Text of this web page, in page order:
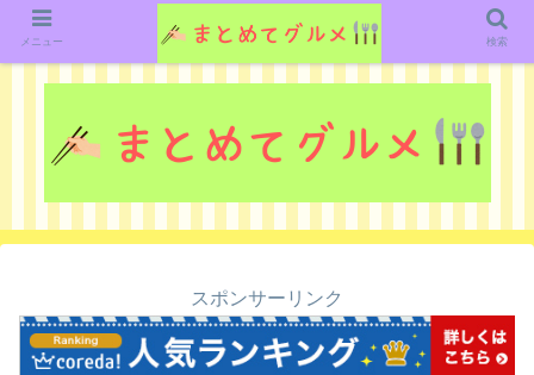
グルメ関連のいろいろなニューススレッドを紹介していきます。（鋭意作成中で
す）
スポンサーリンク
メニュー 検索